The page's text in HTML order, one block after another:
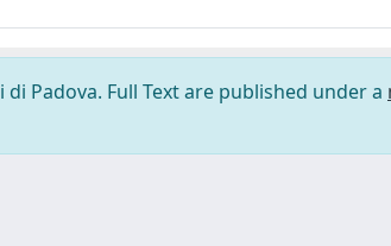
Padova. Full Text are published under a